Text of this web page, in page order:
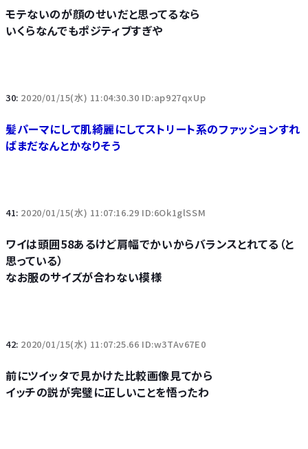
モテないのが顔のせいだと思ってるなら
いくらなんでもポジティブすぎや
30: 2020/01/15(水) 11:04:30.30 ID:ap927qxUp
髪パーマにして肌綺麗にしてストリート系のファッションすれ
ばまだなんとかなりそう
41: 2020/01/15(水) 11:07:16.29 ID:6Ok1glSSM
ワイは頭囲58あるけど肩幅でかいからバランスとれてる（と
思っている）
なお服のサイズが合わない模様
42: 2020/01/15(水) 11:07:25.66 ID:w3TAv67E0
前にツイッタで見かけた比較画像見てから
イッチの説が完璧に正しいことを悟ったわ